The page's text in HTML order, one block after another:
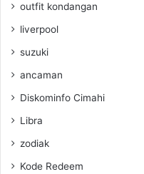
outfit kondangan
liverpool
suzuki
ancaman
Diskominfo Cimahi
Libra
zodiak
Kode Redeem